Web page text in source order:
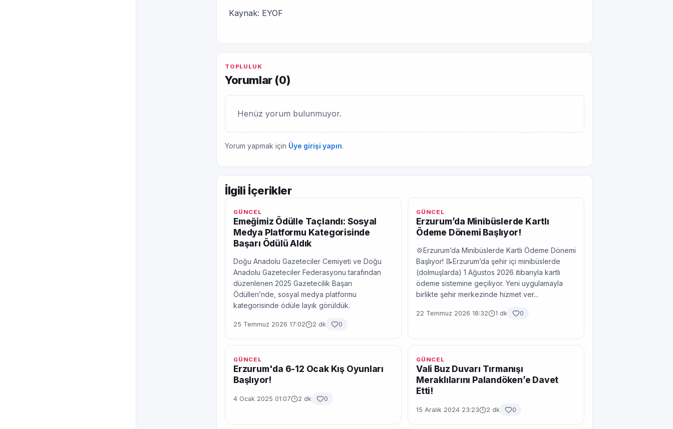
Kaynak: EYOF
TOPLULUK
Yorumlar (0)
Henüz yorum bulunmuyor.
Yorum yapmak için Üye girişi yapın.
İlgili İçerikler
GÜNCEL
Emeğimiz Ödülle Taçlandı: Sosyal
Medya Platformu Kategorisinde
Başarı Ödülü Aldık
Doğu Anadolu Gazeteciler Cemiyeti ve Doğu
Anadolu Gazeteciler Federasyonu tarafından
düzenlenen 2025 Gazetecilik Başarı
Ödülleri’nde, sosyal medya platformu
kategorisinde ödüle layık görüldük.
25 Temmuz 2026 17:02 2 dk 0
GÜNCEL
Erzurum’da Minibüslerde Kartlı
Ödeme Dönemi Başlıyor!
💢Erzurum’da Minibüslerde Kartlı Ödeme Dönemi
Başlıyor! 📝Erzurum’da şehir içi minibüslerde
(dolmuşlarda) 1 Ağustos 2026 itibarıyla kartlı
ödeme sistemine geçiliyor. Yeni uygulamayla
birlikte şehir merkezinde hizmet ver...
22 Temmuz 2026 18:32 1 dk 0
GÜNCEL
Erzurum'da 6-12 Ocak Kış Oyunları
Başlıyor!
4 Ocak 2025 01:07 2 dk 0
GÜNCEL
Vali Buz Duvarı Tırmanışı
Meraklılarını Palandöken’e Davet
Etti!
15 Aralık 2024 23:23 2 dk 0